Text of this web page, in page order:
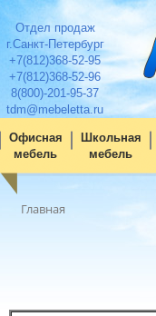
Отдел продаж
г.Санкт-Петербург
+7(812)368-52-95
+7(812)368-52-96
8(800)-201-95-37
tdm@mebeletta.ru
Офисная
мебель
Школьная
мебель
Главная